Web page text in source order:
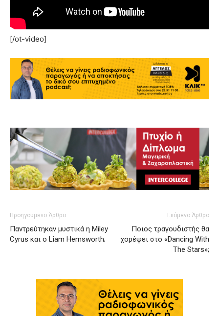
[/ot-video]
Προηγούμενο Άρθρο
Παντρεύτηκαν μυστικά η Miley
Cyrus και ο Liam Hemsworth;
Επόμενο Άρθρο
Ποιος τραγουδιστής θα
χορέψει στο «Dancing With
The Stars»;